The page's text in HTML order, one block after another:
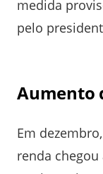
medida
pelo
Aumento
Em
renda